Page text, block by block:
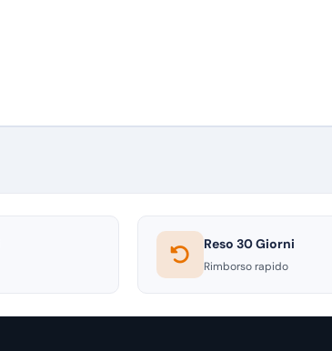
Reso 30 Giorni
Rimborso rapido